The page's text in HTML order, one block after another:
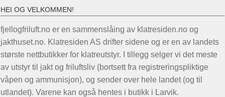
HEI OG VELKOMMEN!
fjellogfriluft.no er en sammenslåing av klatresiden.no og
jakthuset.no. Klatresiden AS drifter sidene og er en av landets
største nettbutikker for klatreutstyr. I tillegg selger vi det meste
av utstyr til jakt og friluftsliv (bortsett fra registreringspliktige
våpen og ammunisjon), og sender over hele landet (og til
utlandet). Varene kan også hentes i butikk i Larvik.